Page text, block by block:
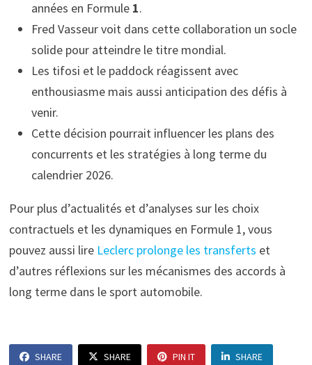
années en Formule 1.
Fred Vasseur voit dans cette collaboration un socle
solide pour atteindre le titre mondial.
Les tifosi et le paddock réagissent avec
enthousiasme mais aussi anticipation des défis à
venir.
Cette décision pourrait influencer les plans des
concurrents et les stratégies à long terme du
calendrier 2026.
Pour plus d’actualités et d’analyses sur les choix
contractuels et les dynamiques en Formule 1, vous
pouvez aussi lire Leclerc prolonge les transferts et
d’autres réflexions sur les mécanismes des accords à
long terme dans le sport automobile.
SHARE SHARE PIN IT SHARE